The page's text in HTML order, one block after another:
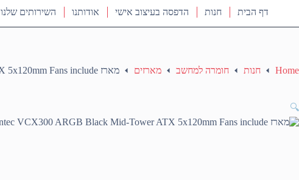
דף הבית חנות הדפסה בעיצוב אישי אודותנו השירותים שלנו
Home חנות חומרה למחשב מארזים מארז Antec VCX300 ARGB Black Mid-Tower ATX 5x120mm Fans include
🔍